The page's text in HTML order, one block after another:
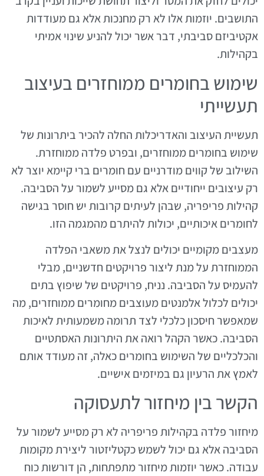
התושבים. יוזמות אלו לא רק מחנכות אלא גם מעודדות
אקטיביזם סביבתי, דבר אשר יכול להניע שינוי אמיתי
בקהילות.
שימוש בחומרים ממוחזרים בעיצוב
תעשייתי
תעשיית העיצוב והאדריכלות החלה להכיר ביתרונות של
שימוש בחומרים ממוחזרים, ובפרט פלדה ממוחזרת.
השילוב של קווים מודרניים עם חומרים ברי קיימא יוצר לא
רק עיצובים ייחודיים אלא גם מסייע לשמור על הסביבה.
קהילות פריפריה, שבהן לעיתים קרובות יש חוסר בגישה
לחומרים איכותיים, יכולות להיתרם מהמגמה הזו.
מעצבים מקומיים יכולים לנצל את משאבי הפלדה
הממוחזרת על מנת ליצור פרויקטים חדשניים, מבלי
להעמיס על הסביבה. נניח, פרויקטים של שיפוץ בתים
יכולים לכלול אלמנטים מעוצבים מחומרים ממוחזרים, מה
שמאפשר חיסכון כלכלי לצד תרומה משמעותית לאיכות
הסביבה. כאשר הקהל רואה את היתרונות האסתטיים
והכלכליים של השימוש בחומרים כאלה, זה מעודד אותם
לאמץ את הרעיון גם במיזמים אישיים.
הקשר בין מיחזור לתעסוקה
מיחזור פלדה בקהילות פריפריה לא רק מסייע לשמור על
הסביבה אלא גם יכול לשמש כקטליזטור ליצירת מקומות
עבודה. כאשר יוזמות מיחזור מתפתחות, הן דורשות כוח